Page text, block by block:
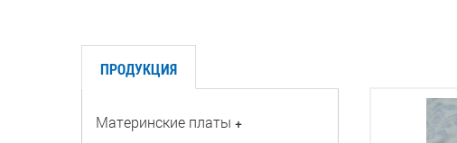
ПРОДУКЦИЯ
Материнские платы +